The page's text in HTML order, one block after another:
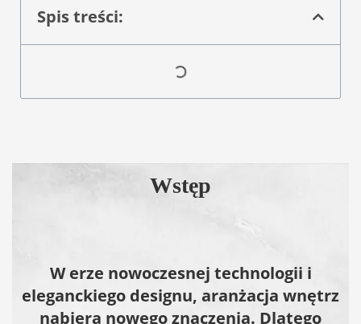
Spis treści:
Wstęp
W erze nowoczesnej technologii i
eleganckiego designu, aranżacja wnętrz
nabiera nowego znaczenia. Dlatego